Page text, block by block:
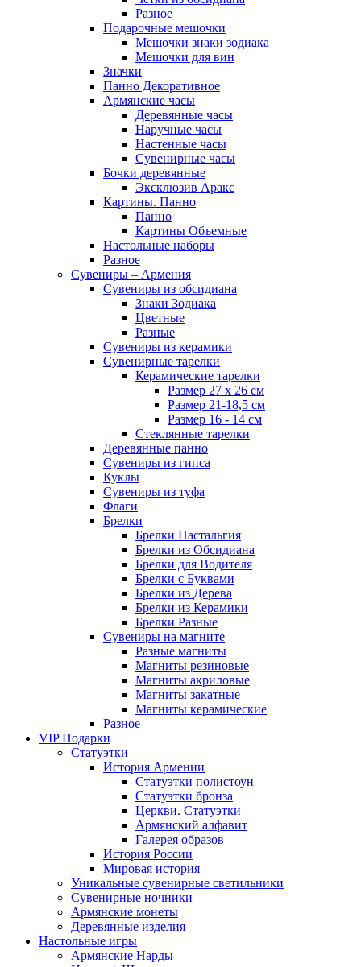
Разное
Подарочные мешочки
Мешочки знаки зодиака
Мешочки для вин
Значки
Панно Декоративное
Армянские часы
Деревянные часы
Наручные часы
Настенные часы
Сувенирные часы
Бочки деревянные
Эксклюзив Аракс
Картины. Панно
Панно
Картины Объемные
Настольные наборы
Разное
Сувениры – Армения
Сувениры из обсидиана
Знаки Зодиака
Цветные
Разные
Сувениры из керамики
Сувенирные тарелки
Керамические тарелки
Размер 27 х 26 см
Размер 21-18,5 см
Размер 16 - 14 см
Стеклянные тарелки
Деревянные панно
Сувениры из гипса
Куклы
Сувениры из туфа
Флаги
Брелки
Брелки Настальгия
Брелки из Обсидиана
Брелки для Водителя
Брелки с Буквами
Брелки из Дерева
Брелки из Керамики
Брелки Разные
Сувениры на магните
Разные магниты
Магниты резиновые
Магниты акриловые
Магниты закатные
Магниты керамические
Разное
VIP Подарки
Статуэтки
История Армении
Статуэтки полистоун
Статуэтки бронза
Церкви. Статуэтки
Армянский алфавит
Галерея образов
История России
Мировая история
Уникальные сувенирные светильники
Сувенирные ночники
Армянские монеты
Деревянные изделия
Настольные игры
Армянские Нарды